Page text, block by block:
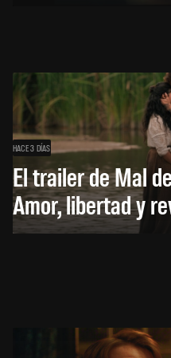
HACE 3 DÍAS
El trailer de Mal
Amor, libertad y